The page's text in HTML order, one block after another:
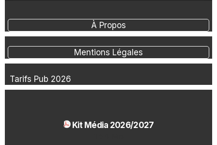
À Propos
Mentions Légales
Tarifs Pub 2026
Kit Média 2026/2027